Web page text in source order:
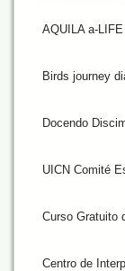
AQUILA a-LIFE
Birds journey
Docendo
UICN Comité
Curso Gratuito
Centro de